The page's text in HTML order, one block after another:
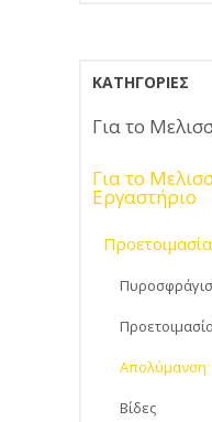
ΚΑΤΗΓΟΡΊΕΣ
Για το
Για το
Εργαστήριο
Απολύμανση
Βίδες